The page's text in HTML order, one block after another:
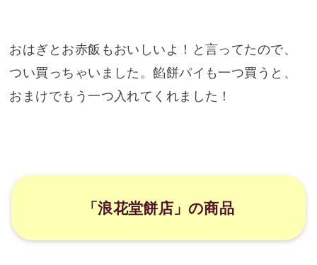
おはぎとお赤飯もおいしいよ！と言ってたので、
つい買っちゃいました。餡餅パイも一つ買うと、
おまけでもう一つ入れてくれました！
「浪花堂餅店」の商品